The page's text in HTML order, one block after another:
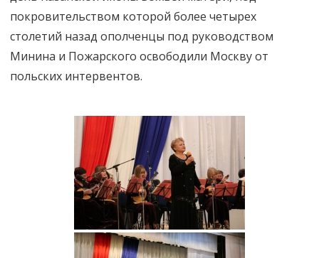
покровительством которой более четырех
столетий назад ополченцы под руководством
Минина и Пожарского освободили Москву от
польских интервентов.